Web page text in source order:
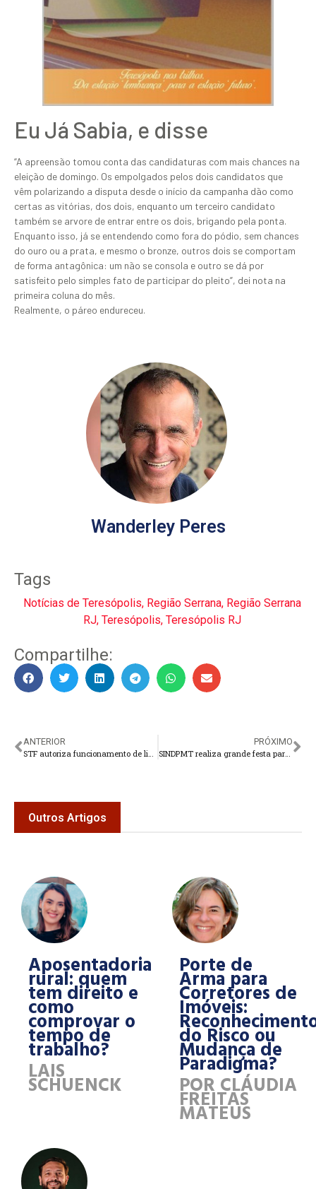
Eu Já Sabia, e disse
“A apreensão tomou conta das candidaturas com mais chances na
eleição de domingo. Os empolgados pelos dois candidatos que
vêm polarizando a disputa desde o início da campanha dão como
certas as vitórias, dos dois, enquanto um terceiro candidato
também se arvore de entrar entre os dois, brigando pela ponta.
Enquanto isso, já se entendendo como fora do pódio, sem chances
do ouro ou a prata, e mesmo o bronze, outros dois se comportam
de forma antagônica: um não se consola e outro se dá por
satisfeito pelo simples fato de participar do pleito”, dei nota na
primeira coluna do mês.
Realmente, o páreo endureceu.
Wanderley Peres
Tags
Notícias de Teresópolis, Região Serrana, Região Serrana
RJ, Teresópolis, Teresópolis RJ
Compartilhe:
ANTERIOR
PRÓXIMO
Outros Artigos
Aposentadoria
rural: quem
tem direito e
como
comprovar o
tempo de
trabalho?
LAIS
SCHUENCK
Porte de
Arma para
Corretores de
Imóveis:
do Risco ou
Mudança de
Paradigma?
POR CLÁUDIA
FREITAS
MATEUS